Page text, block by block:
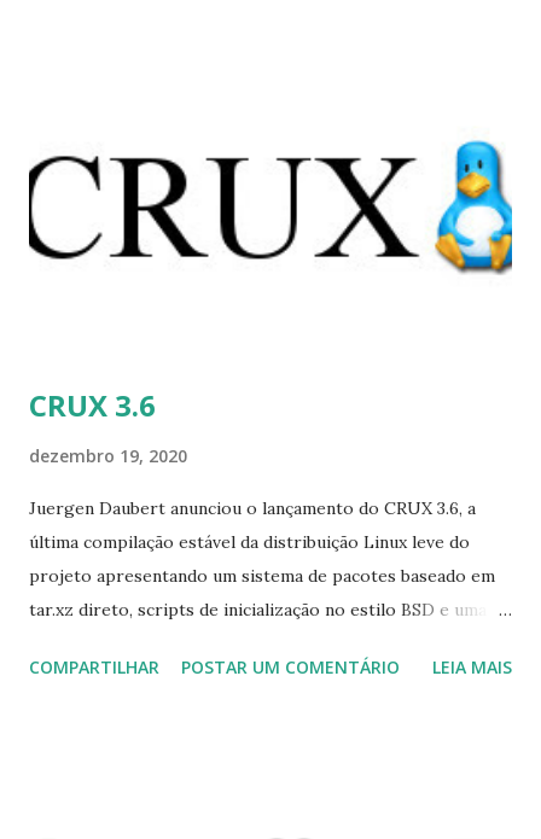
5.15.2 também estão em suas versões mais recentes . Os
interpretadores Python estão em 3.9.0 e 2.7.18. O ambiente
de área de trabalho Xfce foi atualizado para a versão 4.14.3.
CRUX 3.6
dezembro 19, 2020
Juergen Daubert anunciou o lançamento do CRUX 3.6, a
última compilação estável da distribuição Linux leve do
projeto apresentando um sistema de pacotes baseado em
tar.xz direto, scripts de inicialização no estilo BSD e uma
para anunciar o lançamento do CRUX 3.6. O CRUX 3.6 vem
COMPARTILHAR POSTAR UM COMENTÁRIO LEIA MAIS